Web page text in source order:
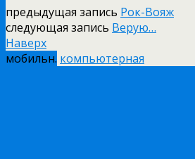
предыдущая запись Рок-Вояж
следующая запись Верую…
Наверх
мобильн. компьютерная